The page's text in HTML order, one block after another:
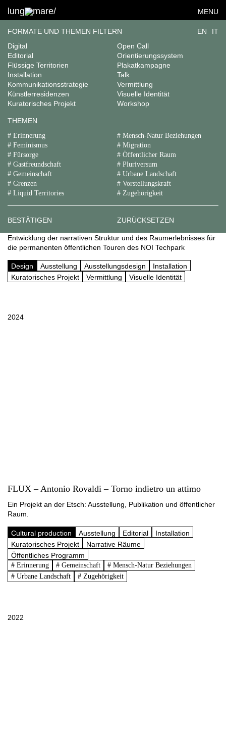
lung mare/ MENU
FORMATE UND THEMEN FILTERN EN IT
FORMATE
Ausstellungsdesign
Digital
Editorial
Flüssige Territorien
Installation
Kommunikationsstrategie
Künstlerresidenzen
Kuratorisches Projekt
Öffentliches Programm
Open Call
Orientierungssystem
Plakatkampagne
Talk
Vermittlung
Visuelle Identität
Workshop
THEMEN
# Erinnerung
# Feminismus
# Fürsorge
# Gastfreundschaft
# Gemeinschaft
# Grenzen
# Liquid Territories
# Mensch-Natur Beziehungen
# Migration
# Öffentlicher Raum
# Pluriversum
# Urbane Landschaft
# Vorstellungskraft
# Zugehörigkeit
BESTÄTIGEN ZURÜCKSETZEN
2025
NOI Techpark — Öffentliche Touren
Entwicklung der narrativen Struktur und des Raumerlebnisses für
die permanenten öffentlichen Touren des NOI Techpark
Design Ausstellung Ausstellungsdesign
Installation
Kuratorisches Projekt
Vermittlung Visuelle Identität
2024
FLUX – Antonio Rovaldi – Torno indietro un attimo
Ein Projekt an der Etsch: Ausstellung, Publikation und öffentlicher
Raum.
Cultural production Ausstellung Editorial
Installation
Kuratorisches Projekt
Narrative Räume
Öffentliches Programm
# Erinnerung # Gemeinschaft
# Mensch-Natur Beziehungen
# Urbane Landschaft
# Zugehörigkeit
2022